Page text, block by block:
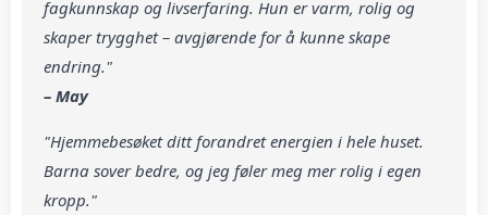
fagkunnskap og livserfaring. Hun er varm, rolig og
skaper trygghet – avgjørende for å kunne skape
endring."
– May
"Hjemmebesøket ditt forandret energien i hele huset.
Barna sover bedre, og jeg føler meg mer rolig i egen
kropp."